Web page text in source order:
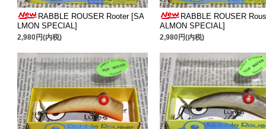
RABBLE ROUSER Rooter [SA
LMON SPECIAL]
2,980円(内税)
RABBLE ROUSER
ALMON SPECIAL]
2,980円(内税)